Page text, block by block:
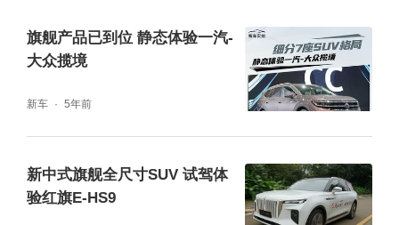
旗舰产品已到位 静态体验一汽-
大众揽境
新车 5年前
新中式旗舰全尺寸SUV 试驾体
验红旗E-HS9